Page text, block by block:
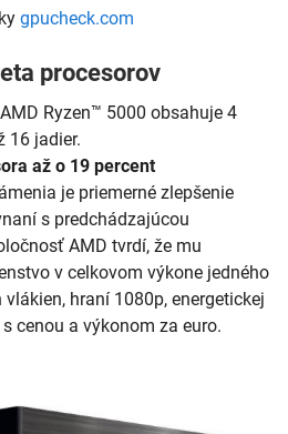
gpucheck.com
procesorov
Ryzen™ 5000 obsahuje 4
16 jadier.
až o 19 percent
je priemerné zlepšenie
s predchádzajúcou
AMD tvrdí, že mu
v celkovom výkone jedného
hraní 1080p, energetickej
cenou a výkonom za euro.